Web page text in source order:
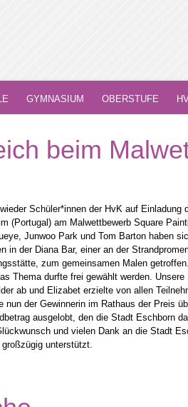
GYMNASIUM OBERSTUFE
beim
Schüler*innen der HvK auf Einladung
(Portugal) am Malwettbewerb Square
Junwoo Park und Tom Barton haben
in der Diana Bar, einer an der
zum gemeinsamen Malen
Thema durfte frei gewählt werden.
ab und Elizabet erzielte von allen
nun der Gewinnerin im Rathaus der Preis
ausgelobt, den die Stadt Eschborn
und vielen Dank an die Stadt
unterstützt.